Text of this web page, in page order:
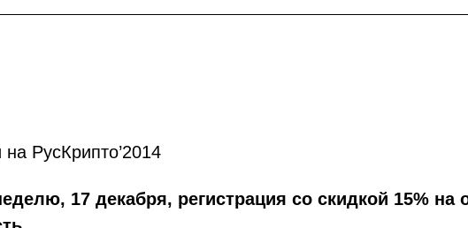
РусКрипто’2014
17 декабря, регистрация со скидкой 15% на